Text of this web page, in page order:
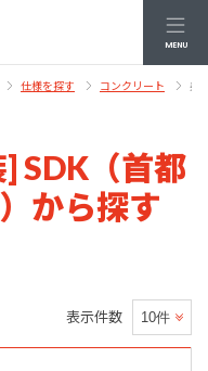
MENU
仕様を探す コンクリート 条
SDK（首都
から探す
表示件数